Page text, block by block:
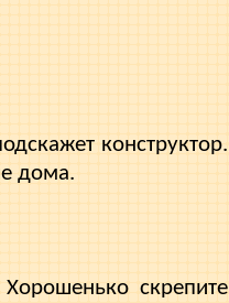
конструктор.
дома.
скрепите